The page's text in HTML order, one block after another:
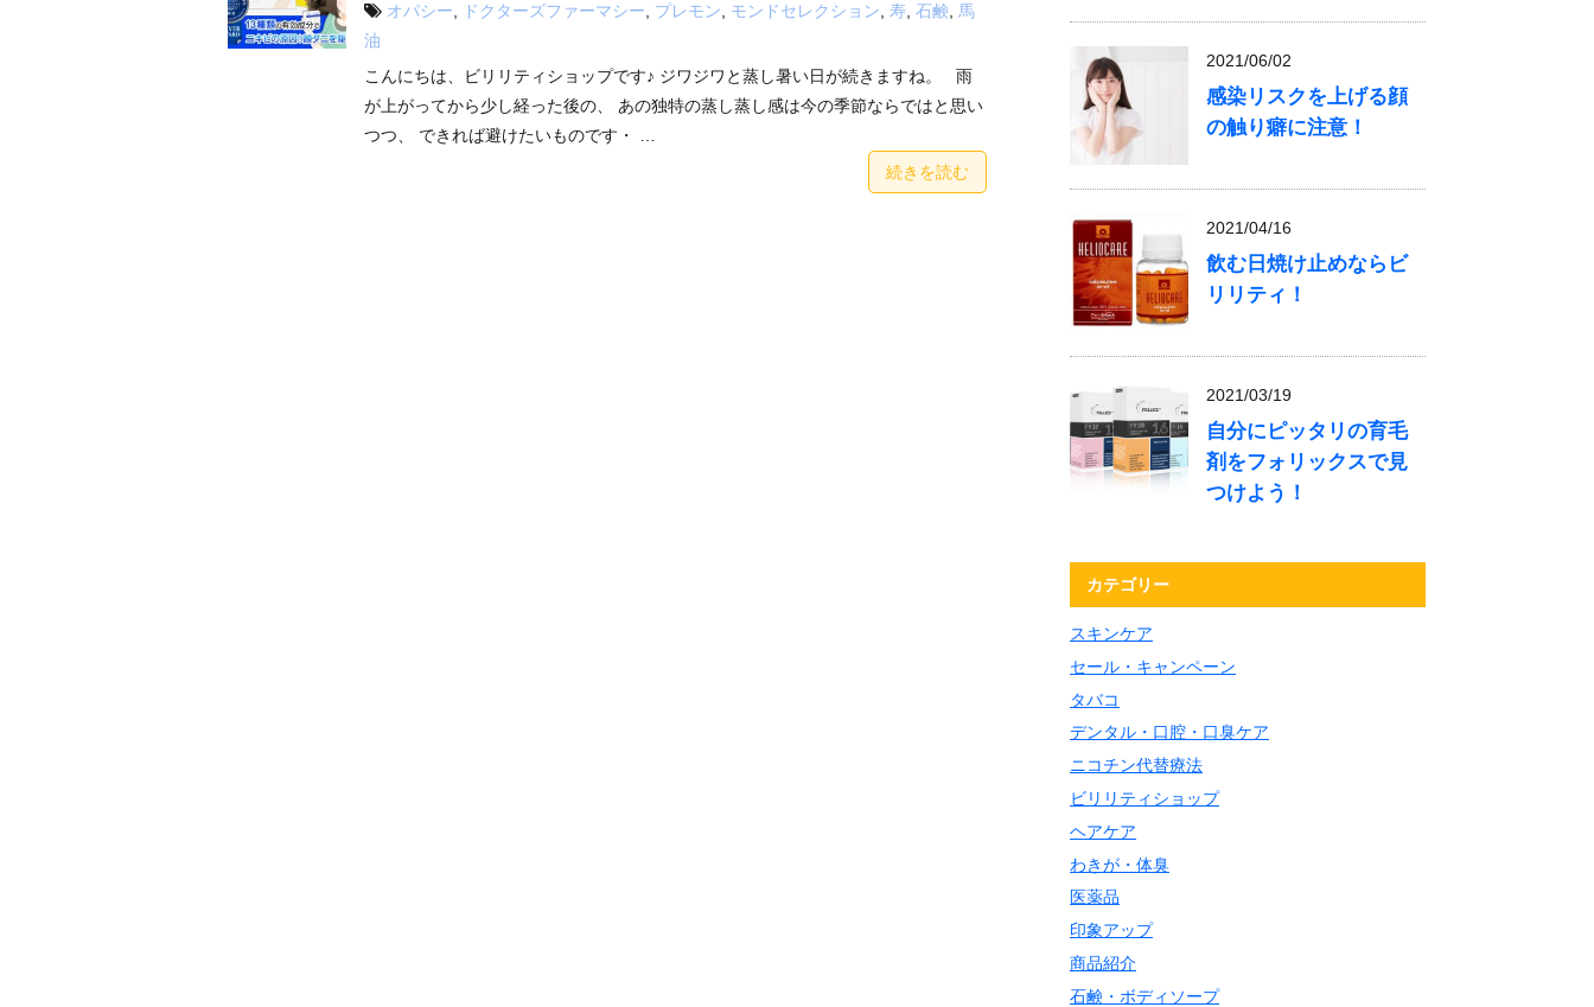
オパシー, ドクターズファーマシー, プレモン, モンドセレクション, 寿, 石鹸, 馬
油
こんにちは、ビリリティショップです♪ ジワジワと蒸し暑い日が続きますね。 雨
が上がってから少し経った後の、 あの独特の蒸し蒸し感は今の季節ならではと思い
つつ、 できれば避けたいものです・ …
続きを読む
2021/06/02
感染リスクを上げる顔
の触り癖に注意！
2021/04/16
飲む日焼け止めならビ
リリティ！
2021/03/19
自分にピッタリの育毛
剤をフォリックスで見
つけよう！
カテゴリー
スキンケア
セール・キャンペーン
タバコ
デンタル・口腔・口臭ケア
ニコチン代替療法
ビリリティショップ
ヘアケア
わきが・体臭
医薬品
印象アップ
商品紹介
石鹸・ボディソープ